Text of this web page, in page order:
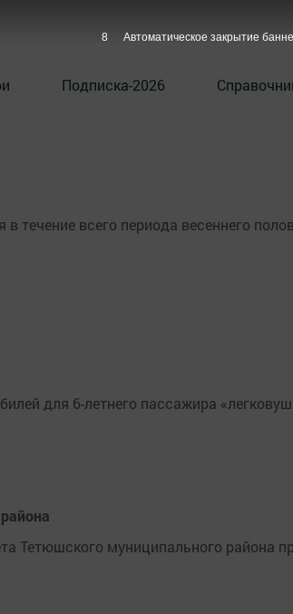
Подписка-2026
течение всего периода весеннего
для 6-летнего пассажира
Тетюшского муниципального района
7 Автоматическое закрытие